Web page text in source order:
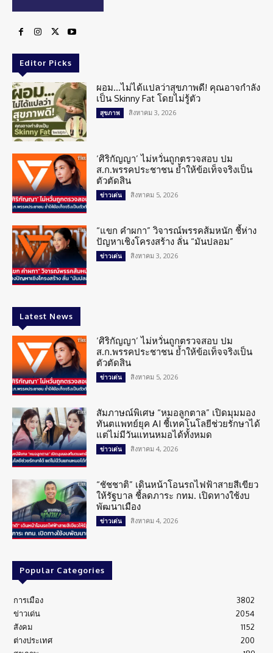
Editor Picks
ผอม…ไม่ได้แปลว่าสุขภาพดี! คุณอาจกำลัง
เป็น Skinny Fat โดยไม่รู้ตัว
สุขภาพ สิงหาคม 3, 2026
‘ศิริกัญญา’ ไม่หวั่นถูกตรวจสอบ ปม
ส.ก.พรรคประชาชน ย้ำให้ข้อเท็จจริงเป็น
ตัวตัดสิน
ข่าวเด่น สิงหาคม 5, 2026
“แขก คำผกา” วิจารณ์พรรคส้มหนัก ชี้ห่าง
ปัญหาเชิงโครงสร้าง ลั่น “มันปลอม”
ข่าวเด่น สิงหาคม 3, 2026
Latest News
‘ศิริกัญญา’ ไม่หวั่นถูกตรวจสอบ ปม
ส.ก.พรรคประชาชน ย้ำให้ข้อเท็จจริงเป็น
ตัวตัดสิน
ข่าวเด่น สิงหาคม 5, 2026
สัมภาษณ์พิเศษ “หมอลูกตาล” เปิดมุมมอง
ทันตแพทย์ยุค AI ชี้เทคโนโลยีช่วยรักษาได้
แต่ไม่มีวันแทนหมอได้ทั้งหมด
ข่าวเด่น สิงหาคม 4, 2026
“ชัชชาติ” เดินหน้าโอนรถไฟฟ้าสายสีเขียว
ให้รัฐบาล ชี้ลดภาระ กทม. เปิดทางใช้งบ
พัฒนาเมือง
ข่าวเด่น สิงหาคม 4, 2026
Popular Categories
การเมือง
3802
ข่าวเด่น
2054
สังคม
1152
ต่างประเทศ
200